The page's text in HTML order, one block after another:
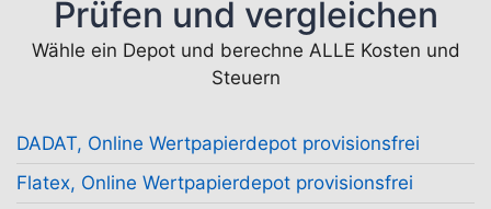
Prüfen und vergleichen
Wähle ein Depot und berechne ALLE Kosten und
Steuern
DADAT, Online Wertpapierdepot provisionsfrei
Flatex, Online Wertpapierdepot provisionsfrei